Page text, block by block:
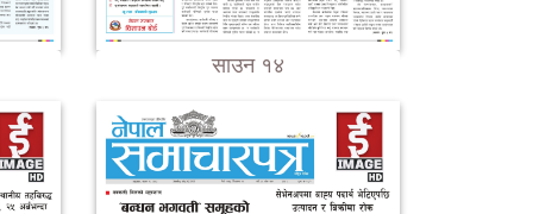
साउन १४